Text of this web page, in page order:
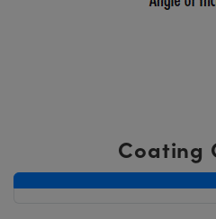
Coating